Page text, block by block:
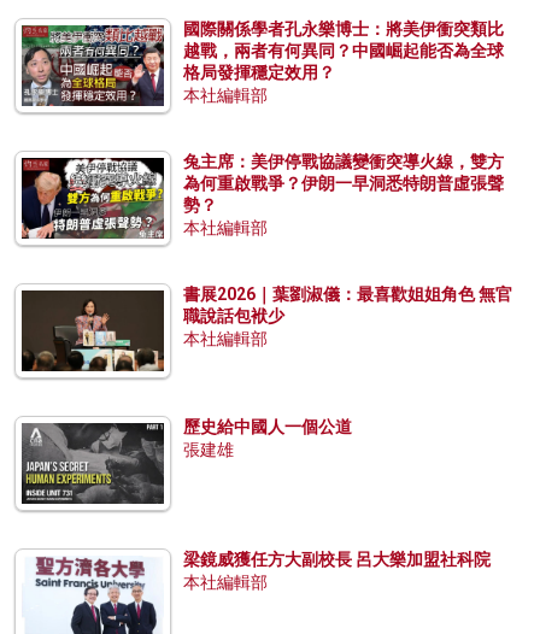
國際關係學者孔永樂博士：將美伊衝突類比
越戰，兩者有何異同？中國崛起能否為全球
格局發揮穩定效用？
本社編輯部
兔主席：美伊停戰協議變衝突導火線，雙方
為何重啟戰爭？伊朗一早洞悉特朗普虛張聲
勢？
本社編輯部
書展2026｜葉劉淑儀：最喜歡姐姐角色 無官
職說話包袱少
本社編輯部
歷史給中國人一個公道
張建雄
梁鏡威獲任方大副校長 呂大樂加盟社科院
本社編輯部